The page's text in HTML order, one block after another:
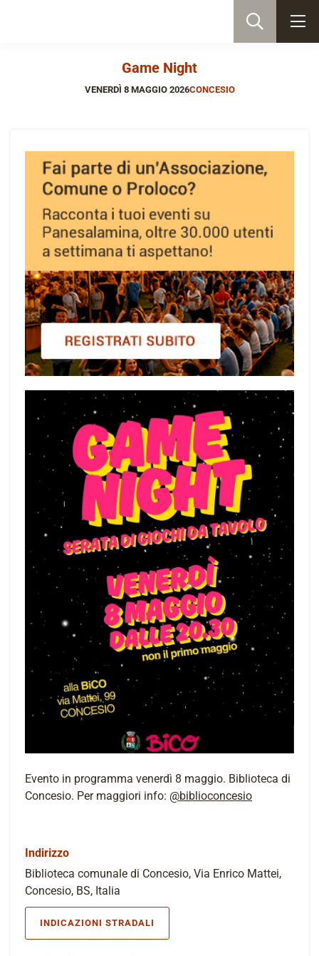
Game Night
VENERDÌ 8 MAGGIO 2026CONCESIO
Evento in programma venerdì 8 maggio. Biblioteca di
Concesio. Per maggiori info: @biblioconcesio
Indirizzo
Biblioteca comunale di Concesio, Via Enrico Mattei,
Concesio, BS, Italia
INDICAZIONI STRADALI